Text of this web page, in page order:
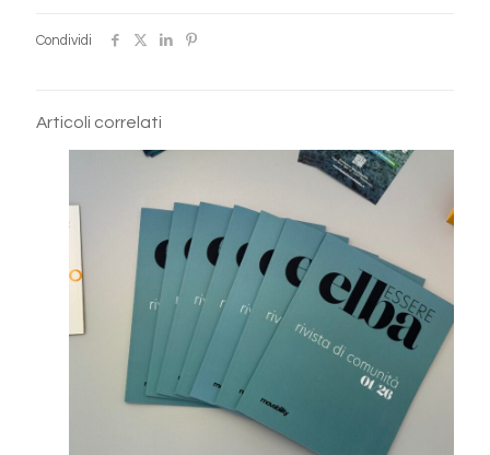
Condividi
Articoli correlati